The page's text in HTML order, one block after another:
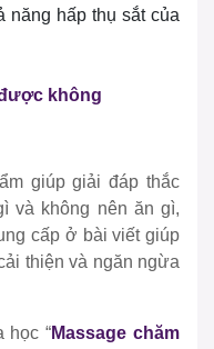
năng hấp thụ sắt của
không
giúp giải đáp thắc
và không nên ăn gì,
cấp ở bài viết giúp
thiện và ngăn ngừa
học “Massage chăm